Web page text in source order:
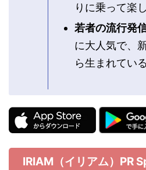
りに乗って楽
若者の流行発
に大人気で、
ら生まれている
IRIAM（イリアム）PR